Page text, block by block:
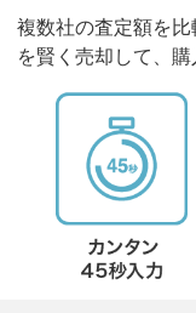
複数社の査定額を
を賢く売却して、